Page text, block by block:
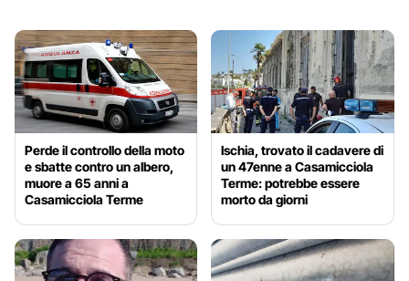
Perde il controllo della moto
e sbatte contro un albero,
muore a 65 anni a
Casamicciola Terme
Ischia, trovato il cadavere di
un 47enne a Casamicciola
Terme: potrebbe essere
morto da giorni